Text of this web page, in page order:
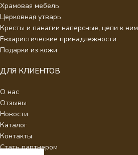
Храмовая мебель
Церковная утварь
Кресты и панагии наперсные, цепи к ним
Евхаристические принадлежности
Подарки из кожи
ДЛЯ КЛИЕНТОВ
О нас
Отзывы
Новости
Каталог
Контакты
Стать партнером